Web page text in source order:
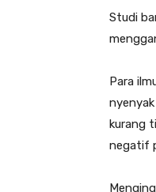
Studi
Para
kurang
negatif